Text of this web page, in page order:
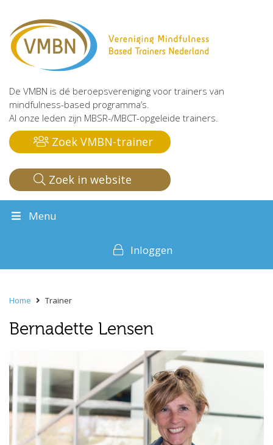
De VMBN is dé beroepsvereniging voor trainers van
mindfulness-based programma’s.
Al onze leden zijn MBSR-/MBCT-opgeleide trainers.
Zoek VMBN-trainer
Zoek in website
Menu
Inloggen
Home Trainer
Bernadette Lensen